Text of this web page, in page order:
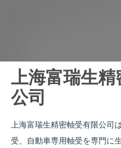
上海富瑞生
公司
上海富瑞生精密軸受有限公司
受、自動車専用軸受を専門に